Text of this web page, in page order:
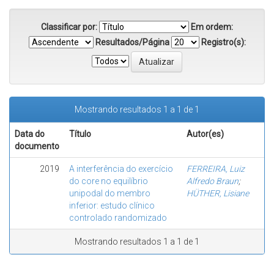
Classificar por:
Em ordem:
Resultados/Página
Registro(s):
Mostrando resultados 1 a 1 de 1
Data do
documento
Título Autor(es)
2019
A interferência do exercício
do core no equilíbrio
unipodal do membro
inferior: estudo clínico
controlado randomizado
FERREIRA, Luiz
Alfredo Braun;
HÜTHER, Lisiane
Mostrando resultados 1 a 1 de 1